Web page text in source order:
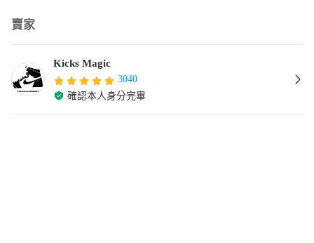
賣家
Kicks Magic
3040
確認本人身分完畢